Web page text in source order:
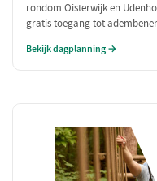
rondom Oisterwijk en
gratis toegang tot
lunch. Perfect voor een dag
Bekijk dagplanning →